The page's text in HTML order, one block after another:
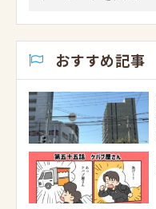
おすすめ記事